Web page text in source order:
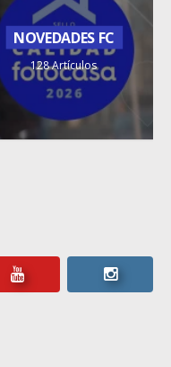
NOVEDADES FC
128 Artículos